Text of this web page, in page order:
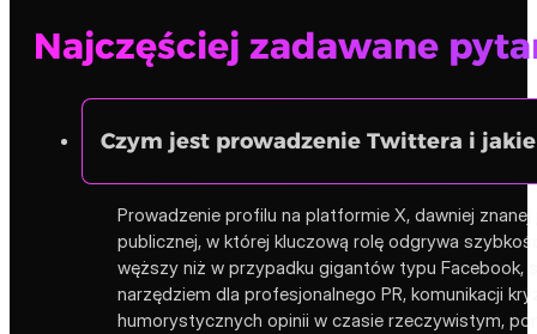
Najczęściej zadawane
Czym jest prowadzenie Twittera i
Prowadzenie profilu na platformie X, dawniej
publicznej, w której kluczową rolę odgrywa
węższy niż w przypadku gigantów typu Facebook,
narzędziem dla profesjonalnego PR, komunikacji
humorystycznych opinii w czasie rzeczywistym,